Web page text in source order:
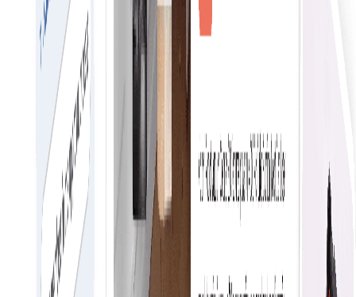
Vereinfachter Einkauf rationalisiert den Einkaufsprozess
und reduziert Komplexität und Zeitaufwand
Jetzt dem Netzwerk beitreten
Reibungslose Erfahrung für E-Commerce Suche &